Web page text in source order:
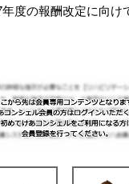
度の報酬改定に向け